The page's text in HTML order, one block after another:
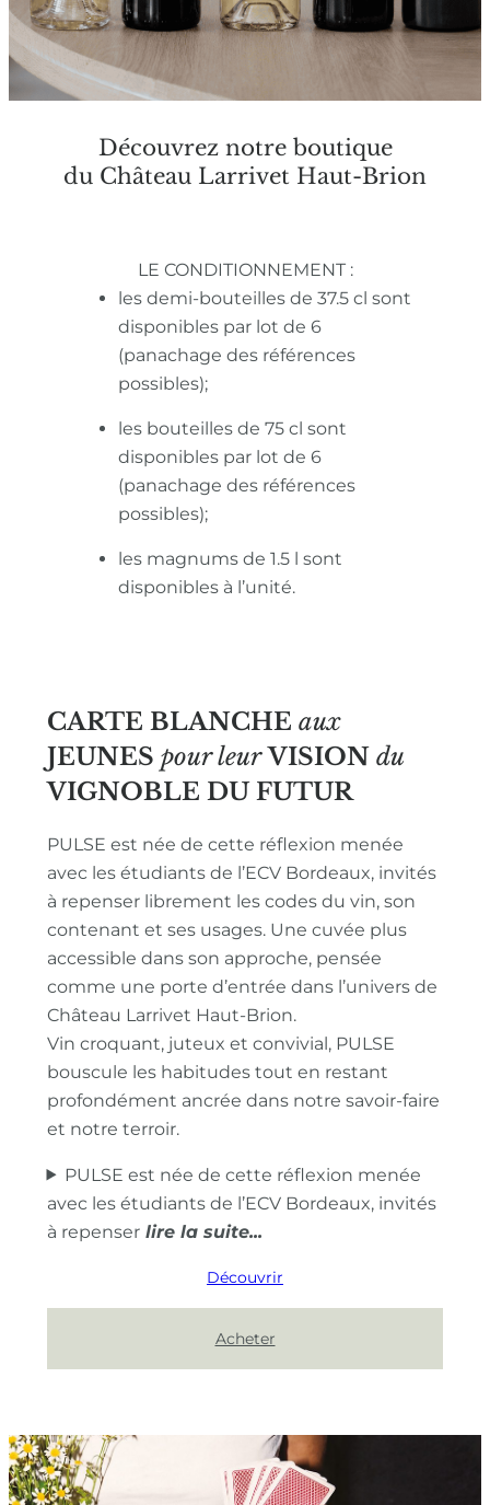
Découvrez notre boutique
du Château Larrivet Haut-Brion
LE CONDITIONNEMENT :
les demi-bouteilles de 37.5 cl sont
disponibles par lot de 6
(panachage des références
possibles);
les bouteilles de 75 cl sont
disponibles par lot de 6
(panachage des références
possibles);
les magnums de 1.5 l sont
disponibles à l’unité.
CARTE BLANCHE aux
JEUNES pour leur VISION du
VIGNOBLE DU FUTUR
PULSE est née de cette réflexion menée
avec les étudiants de l’ECV Bordeaux, invités
à repenser librement les codes du vin, son
contenant et ses usages. Une cuvée plus
accessible dans son approche, pensée
comme une porte d’entrée dans l’univers de
Château Larrivet Haut-Brion.
Vin croquant, juteux et convivial, PULSE
bouscule les habitudes tout en restant
profondément ancrée dans notre savoir-faire
et notre terroir.
PULSE est née de cette réflexion menée
avec les étudiants de l’ECV Bordeaux, invités
à repenser
Découvrir
Acheter